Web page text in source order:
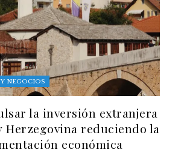
NEGOCIOS
la inversión extranjera
Herzegovina reduciendo la
económica